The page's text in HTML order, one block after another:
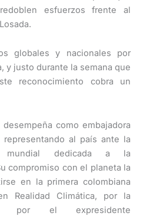
esfuerzos frente al
globales y nacionales por
y justo durante la semana que
reconocimiento cobra un
como embajadora
al país ante la
mundial dedicada a la
compromiso con el planeta la
en la primera colombiana
Realidad Climática, por la
por el expresidente